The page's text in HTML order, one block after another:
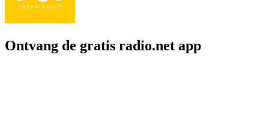
Ontvang de gratis radio.net app